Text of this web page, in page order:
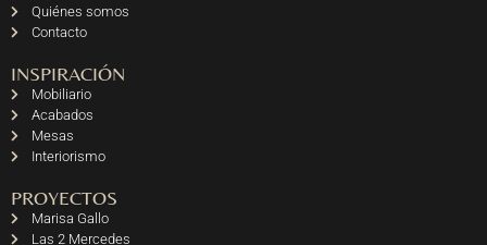
Quiénes somos
Contacto
INSPIRACIÓN
Mobiliario
Acabados
Mesas
Interiorismo
PROYECTOS
Marisa Gallo
Las 2 Mercedes